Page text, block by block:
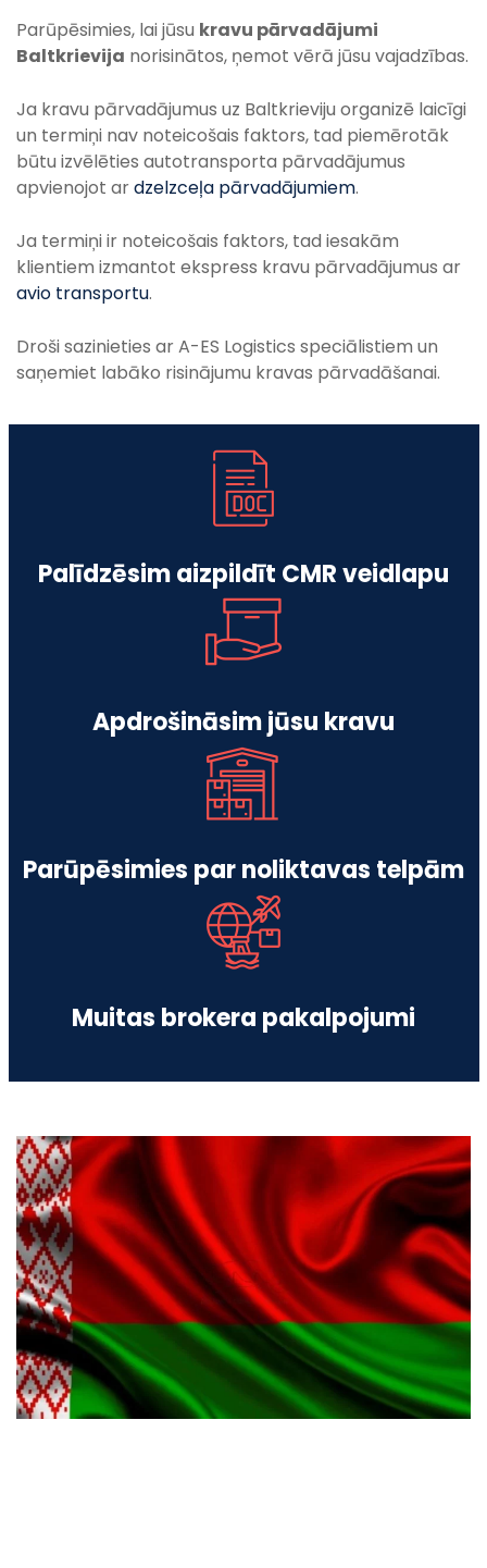
Parūpēsimies, lai jūsu kravu pārvadājumi
Baltkrievija norisinātos, ņemot vērā jūsu vajadzības.
Ja kravu pārvadājumus uz Baltkrieviju organizē laicīgi
un termiņi nav noteicošais faktors, tad piemērotāk
būtu izvēlēties autotransporta pārvadājumus
apvienojot ardzelzceļa pārvadājumiem.
Ja termiņi ir noteicošais faktors, tad iesakām
klientiem izmantot ekspress kravu pārvadājumus ar
avio transportu.
Droši sazinieties ar A-ES Logistics speciālistiem un
saņemiet labāko risinājumu kravas pārvadāšanai.
Palīdzēsim aizpildīt CMR veidlapu
Apdrošināsim jūsu kravu
Parūpēsimies par noliktavas telpām
Muitas brokera pakalpojumi